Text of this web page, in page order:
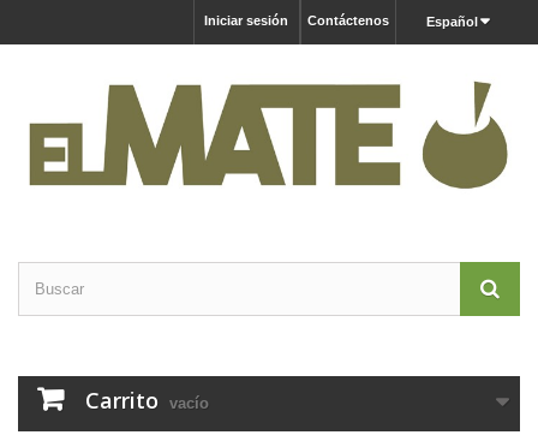
Español
Contáctenos
Iniciar sesión
Carrito vacío